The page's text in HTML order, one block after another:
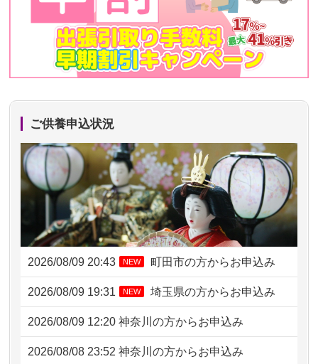
ご供養申込状況
2026/08/09 20:43 NEW 町田市の方からお申込み
2026/08/09 19:31 NEW 埼玉県の方からお申込み
2026/08/09 12:20 神奈川の方からお申込み
2026/08/08 23:52 神奈川の方からお申込み